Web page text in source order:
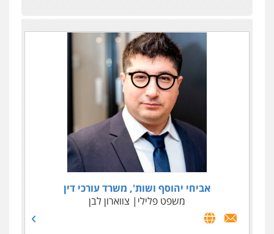
אביחי יהוסף ושות', משרד עורכי דין
משפט פלילי
צווארון לבן
עו"ד ניר ישראל
כלכלי
מיסים
הלבנת הון
עו"ד טליה גרידיש
כלכלי צבאי עורכי דין לענייני אסירים